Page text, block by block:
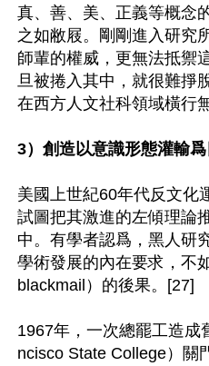
真、善、美、正義等概念
之如敝屐。剛剛進入研究
師輩的權威，更無法抵禦
旦被捲入其中，就很難掙
在西方人文社科領域橫行
3）創造以意識形態灌輸
美國上世紀60年代反文化
試圖把其激進的左傾理論
中。有學者認爲，黑人研
學術發展的內在要求，不
blackmail）的後果。[27]
1967年，一次總罷工造成
ncisco State College）關